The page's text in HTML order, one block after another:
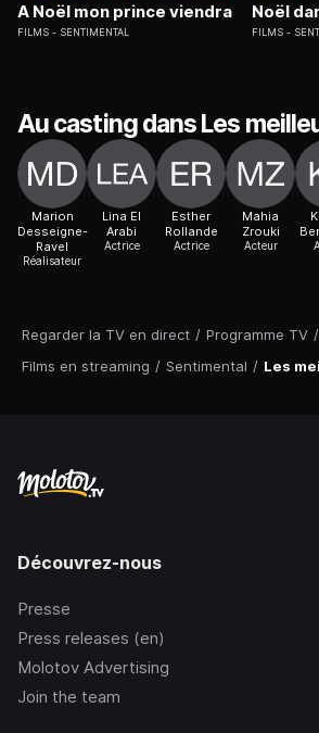
Regarder la TV en direct / Programme TV /
Films en streaming / Sentimental / Les
A Noël mon prince viendra
FILMS SENTIMENTAL
Noël
FILMS
Au casting dans Les
Marion
Desseigne-
Ravel
Réalisateur
Lina El
Arabi
Actrice
Esther
Rollande
Actrice
Mahia
Zrouki
Acteur
Découvrez-nous
Presse
Press releases (en)
Molotov Advertising
Join the team